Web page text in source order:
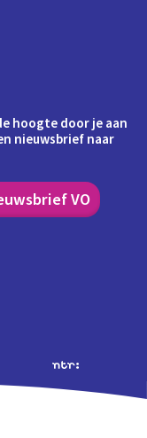
hoogte door je aan
nieuwsbrief naar
VO